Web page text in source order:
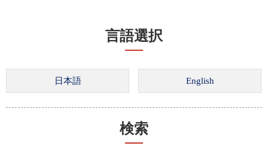
言語選択
検索